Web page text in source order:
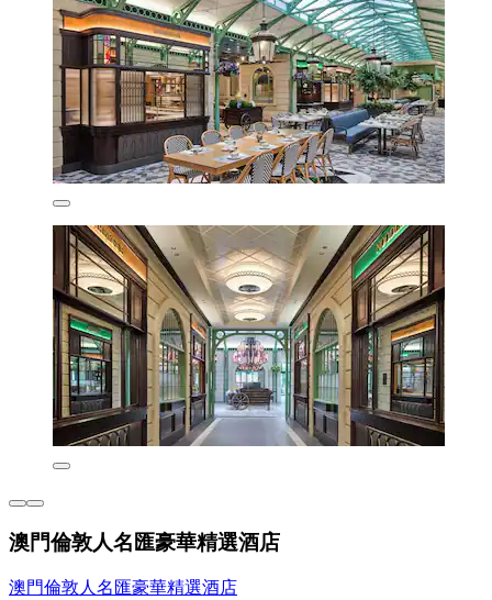
澳門倫敦人名匯豪華精選酒店
澳門倫敦人名匯豪華精選酒店